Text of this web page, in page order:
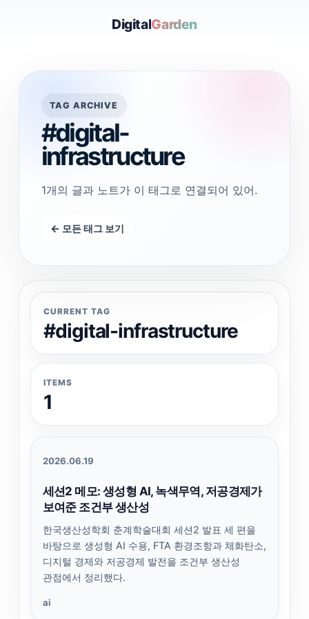
DigitalGarden
TAG ARCHIVE
#digital-
infrastructure
1개의 글과 노트가 이 태그로 연결되어 있어.
← 모든 태그 보기
CURRENT TAG
#digital-infrastructure
ITEMS
1
2026.06.19
세션2 메모: 생성형 AI, 녹색무역, 저공경제가
보여준 조건부 생산성
한국생산성학회 춘계학술대회 세션2 발표 세 편을
바탕으로 생성형 AI 수용, FTA 환경조항과 체화탄소,
디지털 경제와 저공경제 발전을 조건부 생산성
관점에서 정리했다.
ai